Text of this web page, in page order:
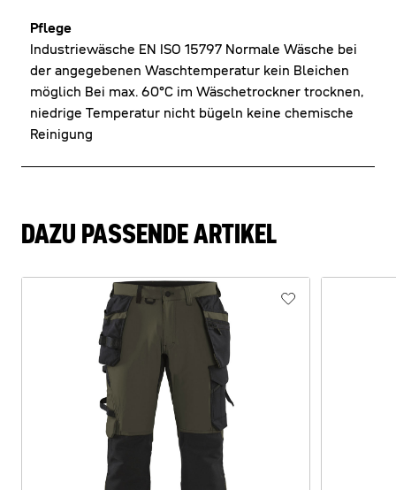
Pflege
Industriewäsche EN ISO 15797 Normale Wäsche bei
der angegebenen Waschtemperatur kein Bleichen
möglich Bei max. 60°C im Wäschetrockner trocknen,
niedrige Temperatur nicht bügeln keine chemische
Reinigung
DAZU PASSENDE ARTIKEL